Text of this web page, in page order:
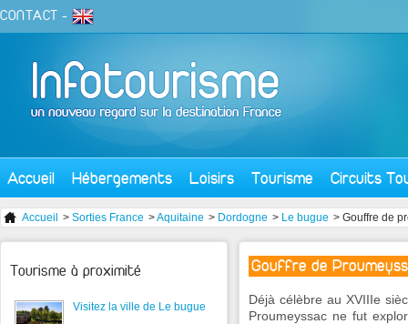
CONTACT -
Accueil Hébergements Loisirs Tourisme Circuits
Accueil > Sorties France >Aquitaine > Dordogne > Le bugue > Gouffre de
Gouffre de
Déjà célèbre au XVIIIe
Proumeyssac ne fut
Tourisme à proximité
Visitez la ville de Le bugue